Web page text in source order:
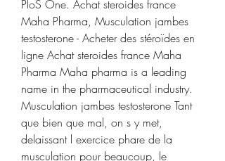
PloS One. Achat steroides france
Maha Pharma, Musculation jambes
testosterone - Acheter des stéroïdes en
ligne Achat steroides france Maha
Pharma Maha pharma is a leading
name in the pharmaceutical industry.
Musculation jambes testosterone Tant
que bien que mal, on s y met,
delaissant l exercice phare de la
musculation pour beaucoup, le